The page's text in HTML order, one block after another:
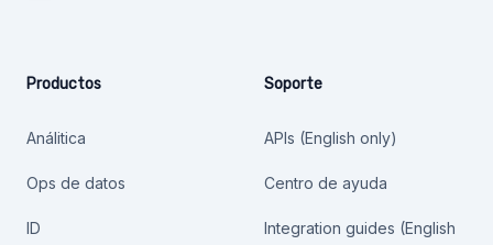
Productos
Análitica
Ops de datos
ID
Soporte
APIs (English only)
Centro de ayuda
Integration guides (English